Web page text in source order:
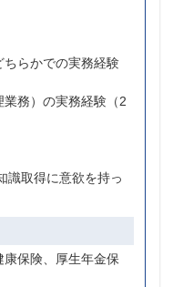
ちらかでの実務経験
業務）の実務経験（2
識取得に意欲を持っ
保険、厚生年金保